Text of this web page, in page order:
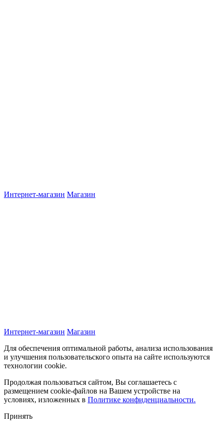
Интернет-магазин Магазин
Интернет-магазин Магазин
Для обеспечения оптимальной работы, анализа использования
и улучшения пользовательского опыта на сайте используются
технологии cookie.
Продолжая пользоваться сайтом, Вы соглашаетесь с
размещением cookie-файлов на Вашем устройстве на
условиях, изложенных в Политике конфиденциальности.
Принять